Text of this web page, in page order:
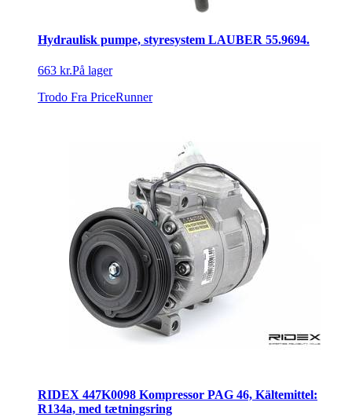
Hydraulisk pumpe, styresystem LAUBER 55.9694.
663 kr.På lager
Trodo Fra PriceRunner
RIDEX 447K0098 Kompressor PAG 46, Kältemittel:
R134a, med tætningsring